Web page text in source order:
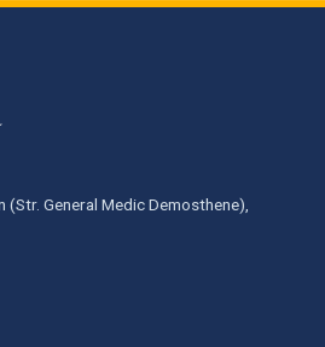
General Medic Demosthene),